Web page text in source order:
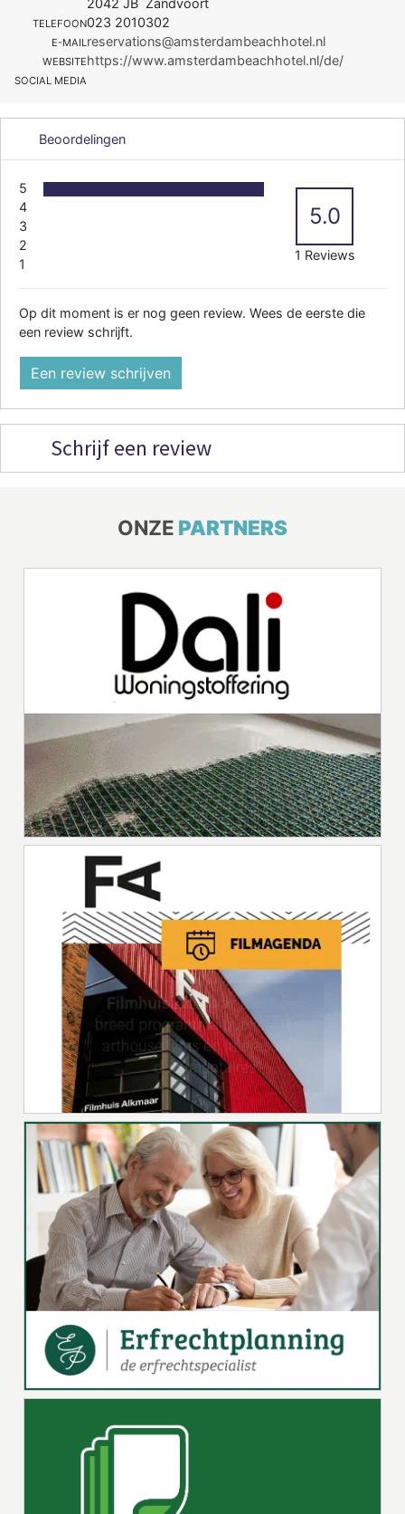
2042 JB Zandvoort
TELEFOON023 2010302
E-MAILreservations@amsterdambeachhotel.nl
WEBSITEhttps://www.amsterdambeachhotel.nl/de/
SOCIAL MEDIA
Beoordelingen
5
4
3
2
1
5.0
1 Reviews
Op dit moment is er nog geen review. Wees de eerste die
een review schrijft.
Een review schrijven
Schrijf een review
ONZE PARTNERS